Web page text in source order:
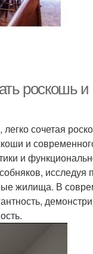
роскошь и
сочетая
и
и
исследуя
жилища. В